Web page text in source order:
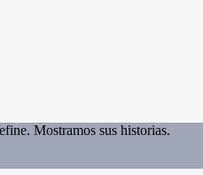
Mostramos sus historias.